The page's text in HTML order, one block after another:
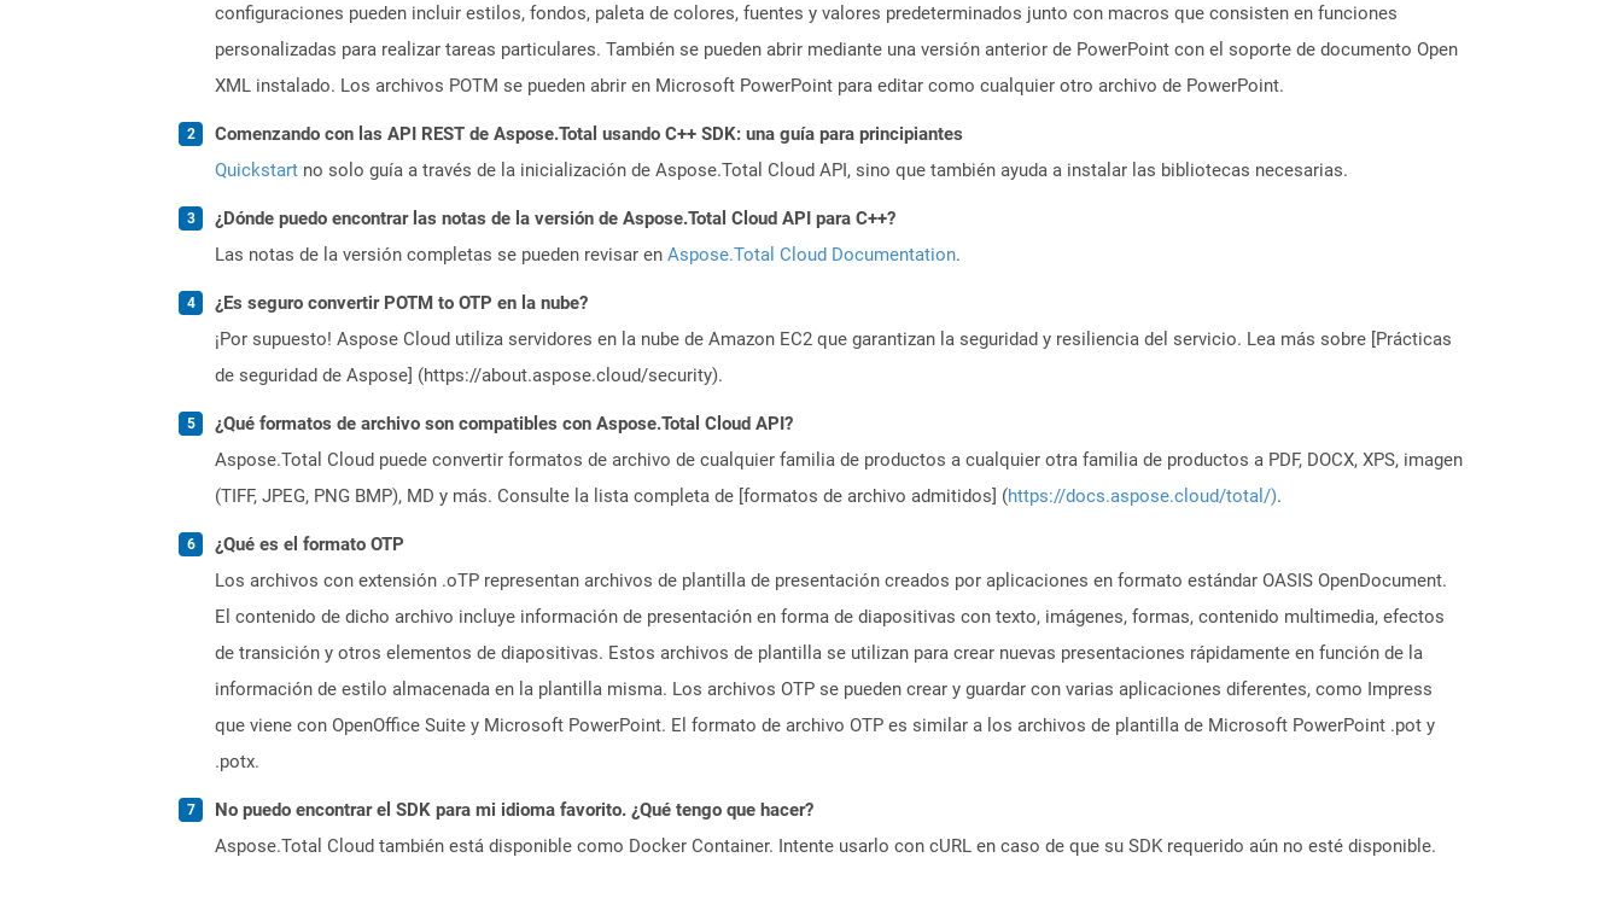
configuraciones pueden incluir estilos, fondos, paleta de colores, fuentes y valores predeterminados junto con macros que consisten en funciones
personalizadas para realizar tareas particulares. También se pueden abrir mediante una versión anterior de PowerPoint con el soporte de documento Open
XML instalado. Los archivos POTM se pueden abrir en Microsoft PowerPoint para editar como cualquier otro archivo de PowerPoint.
Comenzando con las API REST de Aspose.Total usando C++ SDK: una guía para principiantes
Quickstart no solo guía a través de la inicialización de Aspose.Total Cloud API, sino que también ayuda a instalar las bibliotecas necesarias.
¿Dónde puedo encontrar las notas de la versión de Aspose.Total Cloud API para C++?
Las notas de la versión completas se pueden revisar en Aspose.Total Cloud Documentation.
¿Es seguro convertir POTM to OTP en la nube?
¡Por supuesto! Aspose Cloud utiliza servidores en la nube de Amazon EC2 que garantizan la seguridad y resiliencia del servicio. Lea más sobre [Prácticas
de seguridad de Aspose] (https://about.aspose.cloud/security).
¿Qué formatos de archivo son compatibles con Aspose.Total Cloud API?
Aspose.Total Cloud puede convertir formatos de archivo de cualquier familia de productos a cualquier otra familia de productos a PDF, DOCX, XPS, imagen
(TIFF, JPEG, PNG BMP), MD y más. Consulte la lista completa de [formatos de archivo admitidos] (https://docs.aspose.cloud/total/).
¿Qué es el formato OTP
Los archivos con extensión .oTP representan archivos de plantilla de presentación creados por aplicaciones en formato estándar OASIS OpenDocument.
El contenido de dicho archivo incluye información de presentación en forma de diapositivas con texto, imágenes, formas, contenido multimedia, efectos
de transición y otros elementos de diapositivas. Estos archivos de plantilla se utilizan para crear nuevas presentaciones rápidamente en función de la
información de estilo almacenada en la plantilla misma. Los archivos OTP se pueden crear y guardar con varias aplicaciones diferentes, como Impress
que viene con OpenOffice Suite y Microsoft PowerPoint. El formato de archivo OTP es similar a los archivos de plantilla de Microsoft PowerPoint .pot y
.potx.
No puedo encontrar el SDK para mi idioma favorito. ¿Qué tengo que hacer?
Aspose.Total Cloud también está disponible como Docker Container. Intente usarlo con cURL en caso de que su SDK requerido aún no esté disponible.